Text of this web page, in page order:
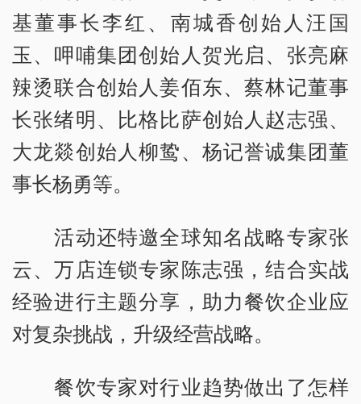
基董事长李红、南城香创始人汪国
玉、呷哺集团创始人贺光启、张亮麻
辣烫联合创始人姜佰东、蔡林记董事
长张绪明、比格比萨创始人赵志强、
大龙燚创始人柳鸷、杨记誉诚集团董
事长杨勇等。
活动还特邀全球知名战略专家张
云、万店连锁专家陈志强，结合实战
经验进行主题分享，助力餐饮企业应
对复杂挑战，升级经营战略。
餐饮专家对行业趋势做出了怎样